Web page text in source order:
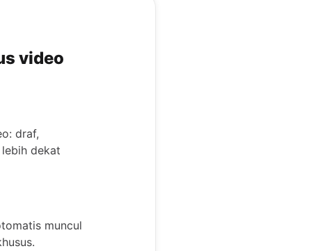
video
draf,
dekat
muncul